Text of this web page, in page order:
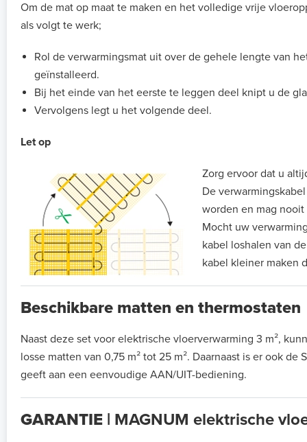
Om de mat op maat te maken en het volledige vrije
als volgt te werk;
Rol de verwarmingsmat uit over de gehele lengte van
geïnstalleerd.
Bij het einde van het eerste te leggen deel knipt u de
Vervolgens legt u het volgende deel.
Let op
Zorg ervoor dat u
De
worden en mag
Mocht uw
kabel loshalen van
kabel kleiner maken
Beschikbare matten en thermostaten
Naast deze set voor elektrische vloerverwarming 3 m²,
losse matten van 0,75 m² tot 25 m². Daarnaast is er ook
geeft aan een eenvoudige AAN/UIT-bediening.
GARANTIE | MAGNUM elektrische